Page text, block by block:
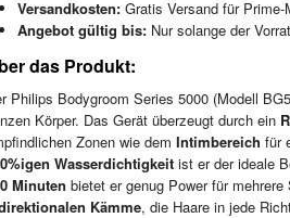
Versandkosten: Gratis Versand für
Angebot gültig bis: Nur solange der
das Produkt:
Philips Bodygroom Series 5000 (Modell
Körper. Das Gerät überzeugt durch ein
Zonen wie dem Intimbereich für
Wasserdichtigkeit ist er der ideale
Minuten bietet er genug Power für
Kämme, die Haare in jede